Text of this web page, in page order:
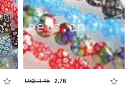
US$ 3.45 2.76